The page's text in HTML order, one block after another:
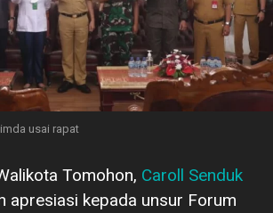
usai rapat
Tomohon, Caroll Senduk
apresiasi kepada unsur Forum